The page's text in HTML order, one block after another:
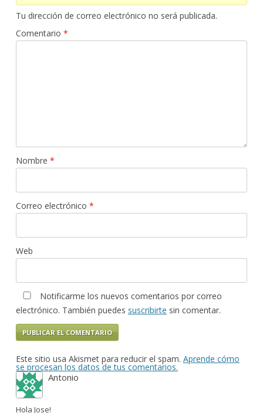
Tu dirección de correo electrónico no será publicada.
Comentario *
Nombre *
Correo electrónico *
Web
Notificarme los nuevos comentarios por correo
electrónico. También puedes suscribirte sin comentar.
Este sitio usa Akismet para reducir el spam. Aprende cómo
se procesan los datos de tus comentarios.
Antonio
Hola Jose!